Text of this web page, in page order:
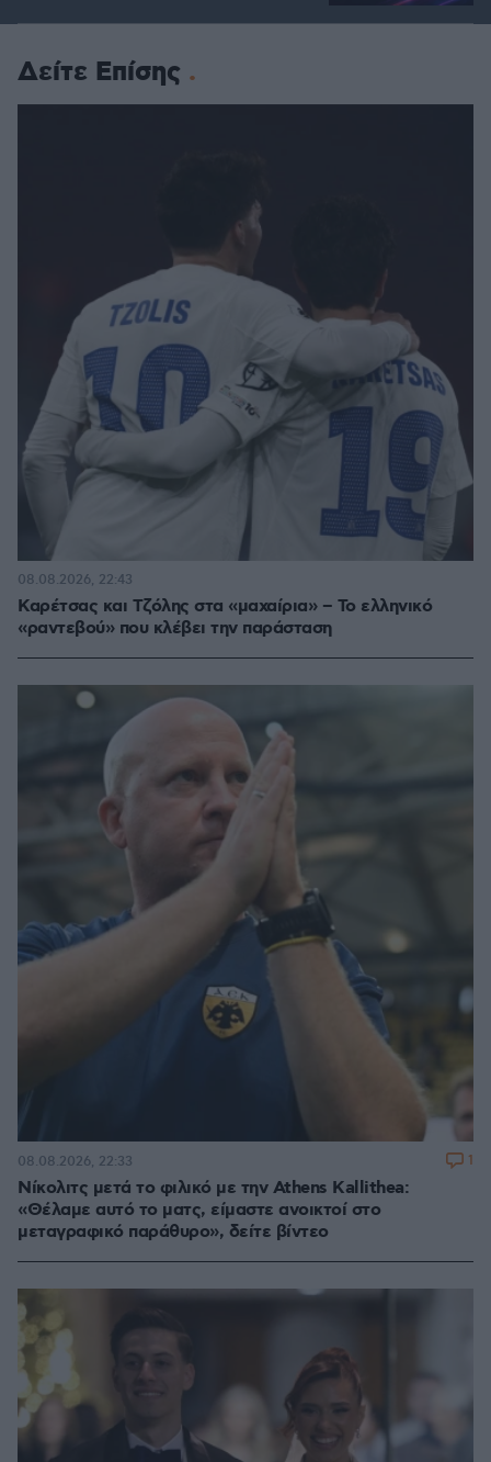
Δείτε Επίσης
Καρέτσας και Τζόλης στα «μαχαίρια» – Το ελληνικό
«ραντεβού» που κλέβει την παράσταση
08.08.2026, 22:43
Νίκολιτς μετά το φιλικό με την Athens Kallithea:
«Θέλαμε αυτό το ματς, είμαστε ανοικτοί στο
μεταγραφικό παράθυρο», δείτε βίντεο
08.08.2026, 22:33 1